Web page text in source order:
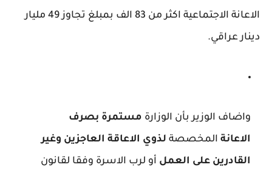
الاعانة الاجتماعية اكثر من 83 الف بمبلغ تجاوز 49 مليار
دينار عراقي.
واضاف الوزير بأن الوزارة مستمرة بصرف
الاعانة المخصصة لذوي الاعاقة العاجزين وغير
القادرين على العمل أو لرب الاسرة وفقا لقانون